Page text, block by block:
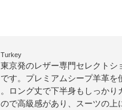
Turkey
東京発のレザー専門セレクト
です。プレミアムシープ羊革
。ロング丈で下半身もしっか
ので高級感があり、スーツの